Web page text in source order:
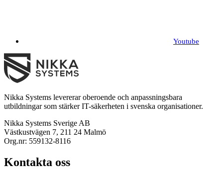
Youtube
Nikka Systems levererar oberoende och anpassningsbara
utbildningar som stärker IT-säkerheten i svenska organisationer.
Nikka Systems Sverige AB
Västkustvägen 7, 211 24 Malmö
Org.nr: 559132-8116
Kontakta oss